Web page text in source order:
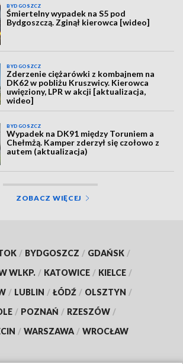
BYDGOSZCZ
Śmiertelny wypadek na S5 pod
Bydgoszczą. Zginął kierowca [wideo]
BYDGOSZCZ
Zderzenie ciężarówki z kombajnem na
DK62 w pobliżu Kruszwicy. Kierowca
uwięziony, LPR w akcji [aktualizacja,
wideo]
BYDGOSZCZ
Wypadek na DK91 między Toruniem a
Chełmżą. Kamper zderzył się czołowo z
autem (aktualizacja)
ZOBACZ WIĘCEJ
/ BYDGOSZCZ / GDAŃSK /
WLKP. / KATOWICE / KIELCE /
/ LUBLIN / ŁÓDŹ / OLSZTYN /
/ POZNAŃ / RZESZÓW /
/ WARSZAWA / WROCŁAW